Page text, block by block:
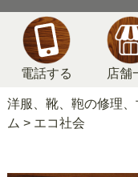
電話する 店舗
洋服、靴、鞄の修理
ム > エコ社会